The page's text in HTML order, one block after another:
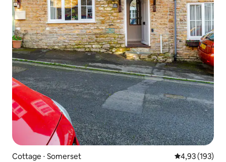
Cottage ⋅ Somerset Évaluation
4,93 (193)